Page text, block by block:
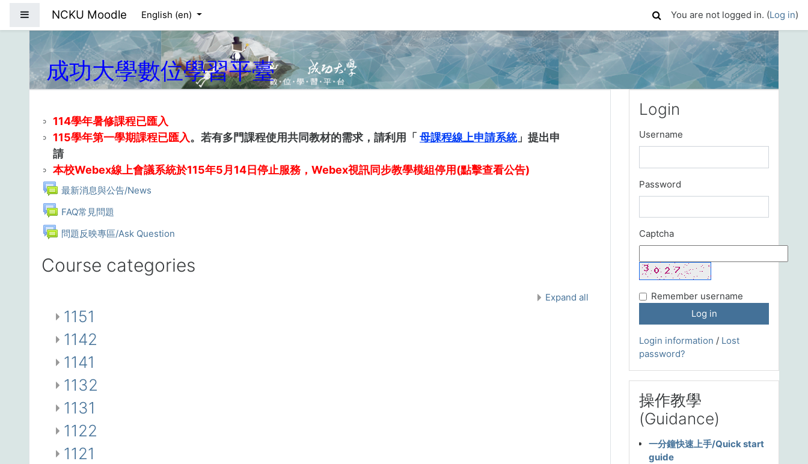
Side panel
NCKU Moodle English ‎(en)‎ You are not logged in. (Log in)
成功大學數位學習平臺
114學年暑修課程已匯入
115學年第一學期課程已匯入。若有多門課程使用共同教材的需求，請利用「 母課程線上申請系統」提出申
請
本校Webex線上會議系統於115年5月14日停止服務，Webex視訊同步教學模組停用(點擊查看公告)
最新消息與公告/News
Forum
FAQ常見問題
Forum
問題反映專區/Ask Question
Forum
Course categories
Expand all
1151
1142
1141
1132
1131
1122
1121
Login
Username
Password
Captcha
Remember username
Login information / Lost
password?
操作教學
(Guidance)
一分鐘快速上手/Quick start
guide